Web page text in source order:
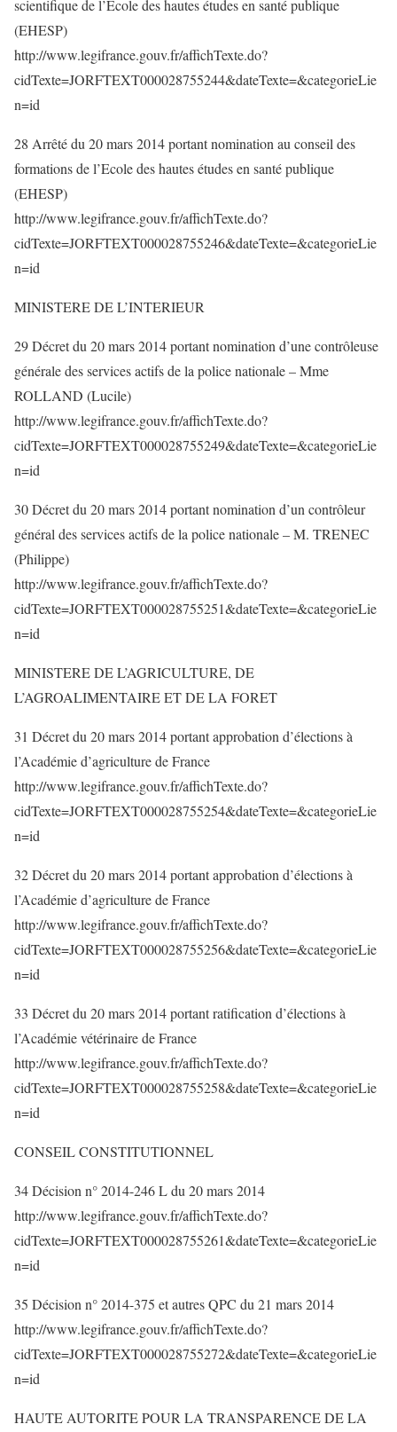
scientifique de l’Ecole des hautes études en santé publique
(EHESP)
http://www.legifrance.gouv.fr/affichTexte.do?
cidTexte=JORFTEXT000028755244&dateTexte=&categorieLie
n=id
28 Arrêté du 20 mars 2014 portant nomination au conseil des
formations de l’Ecole des hautes études en santé publique
(EHESP)
http://www.legifrance.gouv.fr/affichTexte.do?
cidTexte=JORFTEXT000028755246&dateTexte=&categorieLie
n=id
MINISTERE DE L’INTERIEUR
29 Décret du 20 mars 2014 portant nomination d’une contrôleuse
générale des services actifs de la police nationale – Mme
ROLLAND (Lucile)
http://www.legifrance.gouv.fr/affichTexte.do?
cidTexte=JORFTEXT000028755249&dateTexte=&categorieLie
n=id
30 Décret du 20 mars 2014 portant nomination d’un contrôleur
général des services actifs de la police nationale – M. TRENEC
(Philippe)
http://www.legifrance.gouv.fr/affichTexte.do?
cidTexte=JORFTEXT000028755251&dateTexte=&categorieLie
n=id
MINISTERE DE L’AGRICULTURE, DE
L’AGROALIMENTAIRE ET DE LA FORET
31 Décret du 20 mars 2014 portant approbation d’élections à
l’Académie d’agriculture de France
http://www.legifrance.gouv.fr/affichTexte.do?
cidTexte=JORFTEXT000028755254&dateTexte=&categorieLie
n=id
32 Décret du 20 mars 2014 portant approbation d’élections à
l’Académie d’agriculture de France
http://www.legifrance.gouv.fr/affichTexte.do?
cidTexte=JORFTEXT000028755256&dateTexte=&categorieLie
n=id
33 Décret du 20 mars 2014 portant ratification d’élections à
l’Académie vétérinaire de France
http://www.legifrance.gouv.fr/affichTexte.do?
cidTexte=JORFTEXT000028755258&dateTexte=&categorieLie
n=id
CONSEIL CONSTITUTIONNEL
34 Décision n° 2014-246 L du 20 mars 2014
http://www.legifrance.gouv.fr/affichTexte.do?
cidTexte=JORFTEXT000028755261&dateTexte=&categorieLie
n=id
35 Décision n° 2014-375 et autres QPC du 21 mars 2014
http://www.legifrance.gouv.fr/affichTexte.do?
cidTexte=JORFTEXT000028755272&dateTexte=&categorieLie
n=id
HAUTE AUTORITE POUR LA TRANSPARENCE DE LA